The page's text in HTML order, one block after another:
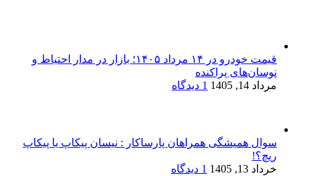
قیمت خودرو در ۱۴ مرداد ۱۴۰۵؛ بازار در مدار احتیاط و
نوسان‌های پراکنده
مرداد 14, 1405
1 دیدگاه
سوال همیشگی همراهان پارساکار : نیسان پیکاپ یا پیکاپ
ریچ؟!
خرداد 13, 1405
1 دیدگاه